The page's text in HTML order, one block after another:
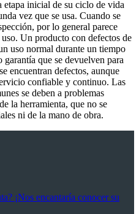
etapa inicial de su ciclo de vida
vez que se usa. Cuando se
por lo general parece
Un producto con defectos de
uso normal durante un tiempo
que se devuelven para
encuentran defectos, aunque
confiable y continuo. Las
se deben a problemas
la herramienta, que no se
ni de la mano de obra.
¡Nos encantaría conocer su